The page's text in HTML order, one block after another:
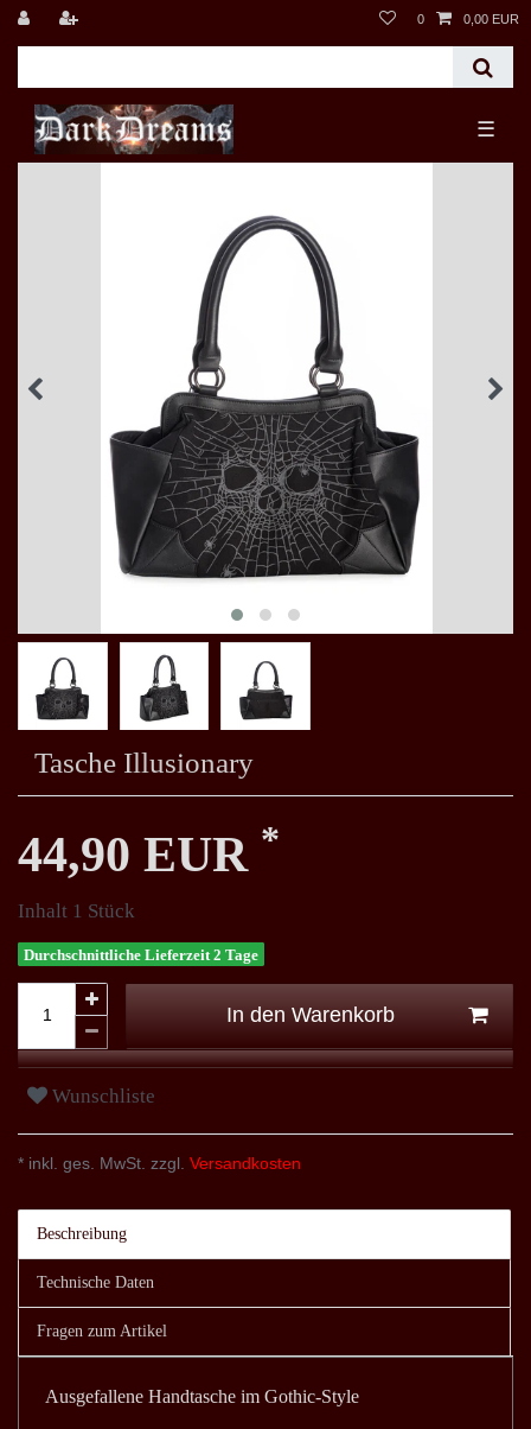
0 0,00 EUR
☰
Tasche Illusionary
44,90 EUR *
Inhalt 1 Stück
Durchschnittliche Lieferzeit 2 Tage
In den Warenkorb
Wunschliste
* inkl. ges. MwSt. zzgl. Versandkosten
Beschreibung
Technische Daten
Fragen zum Artikel
Ausgefallene Handtasche im Gothic-Style